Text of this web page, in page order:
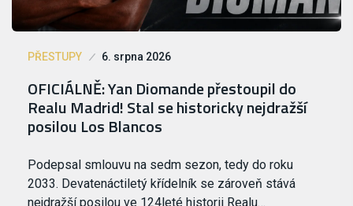
PŘESTUPY 6. srpna 2026
OFICIÁLNĚ: Yan Diomande přestoupil do
Realu Madrid! Stal se historicky nejdražší
posilou Los Blancos
Podepsal smlouvu na sedm sezon, tedy do roku
2033. Devatenáctiletý křídelník se zároveň stává
nejdražší posilou ve 124leté historii Realu…